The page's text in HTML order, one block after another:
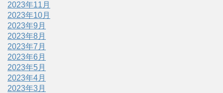
2023年11月
2023年10月
2023年9月
2023年8月
2023年7月
2023年6月
2023年5月
2023年4月
2023年3月